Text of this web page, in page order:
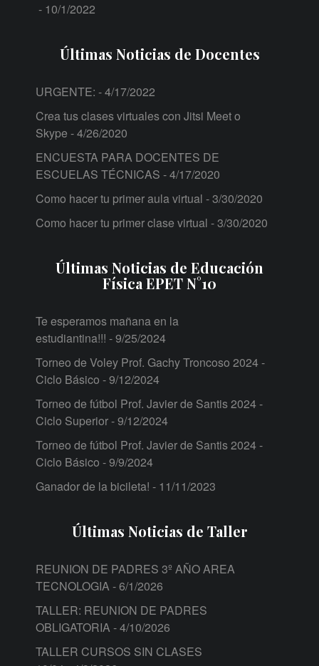
- 10/1/2022
Últimas Noticias de Docentes
URGENTE: - 4/17/2022
Crea tus clases virtuales con Jitsi Meet o
Skype - 4/26/2020
ENCUESTA PARA DOCENTES DE
ESCUELAS TÉCNICAS - 4/17/2020
Como hacer tu primer aula virtual - 3/30/2020
Como hacer tu primer clase virtual - 3/30/2020
Últimas Noticias de Educación
Física EPET N°10
Te esperamos mañana en la
estudiantina!!! - 9/25/2024
Torneo de Voley Prof. Gachy Troncoso 2024 -
Ciclo Básico - 9/12/2024
Torneo de fútbol Prof. Javier de Santis 2024 -
Ciclo Superior- 9/12/2024
Torneo de fútbol Prof. Javier de Santis 2024 -
Ciclo Básico - 9/9/2024
Ganador de la bicileta! - 11/11/2023
Últimas Noticias de Taller
REUNION DE PADRES 3º AÑO AREA
TECNOLOGIA- 6/1/2026
TALLER: REUNION DE PADRES
OBLIGATORIA- 4/10/2026
TALLER CURSOS SIN CLASES